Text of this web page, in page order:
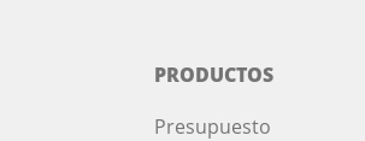
PRODUCTOS
Presupuesto